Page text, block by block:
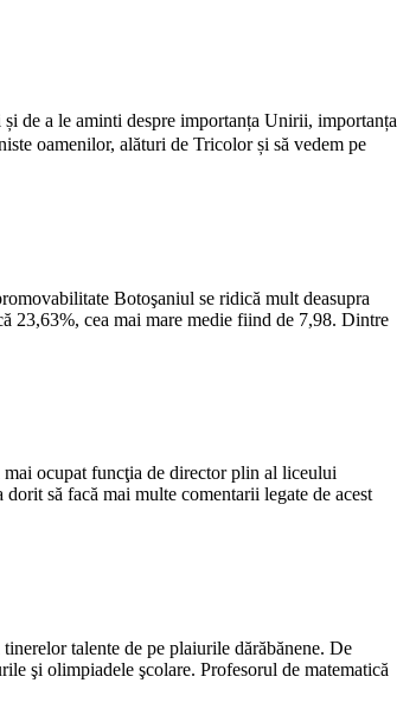
și de a le aminti despre importanța Unirii, importanța
oamenilor, alături de Tricolor și să vedem pe
Botoşaniul se ridică mult deasupra
23,63%, cea mai mare medie fiind de 7,98. Dintre
ocupat funcţia de director plin al liceului
să facă mai multe comentarii legate de acest
talente de pe plaiurile dărăbănene. De
şi olimpiadele şcolare. Profesorul de matematică